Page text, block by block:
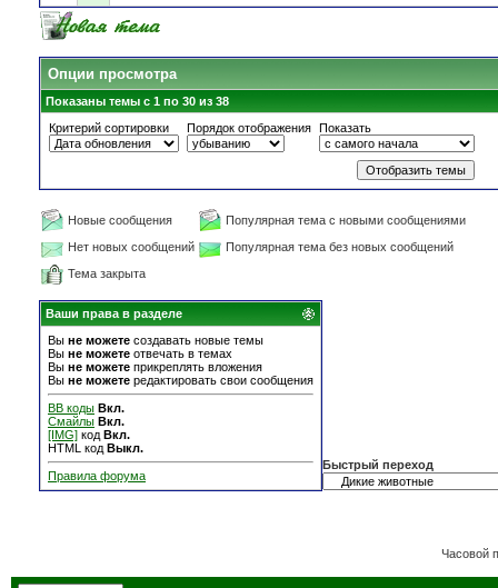
Опции просмотра
Показаны темы с 1 по 30 из 38
Критерий сортировки
Порядок отображения Показать
Новые сообщения
Популярная тема с новыми сообщениями
Нет новых сообщений
Популярная тема без новых сообщений
Тема закрыта
Ваши права в разделе
Вы не можете создавать новые темы
Вы не можете отвечать в темах
Вы не можете прикреплять вложения
Вы не можете редактировать свои сообщения
BB коды Вкл.
Смайлы Вкл.
[IMG] код Вкл.
HTML код Выкл.
Правила форума
Быстрый переход
Часовой